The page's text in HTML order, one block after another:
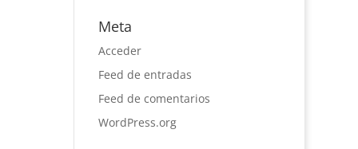
Meta
Acceder
Feed de entradas
Feed de comentarios
WordPress.org